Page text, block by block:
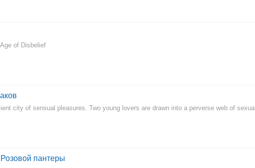
of Disbelief
city of sensual pleasures. Two young lovers are drawn into a perverse web of sexual
пантеры